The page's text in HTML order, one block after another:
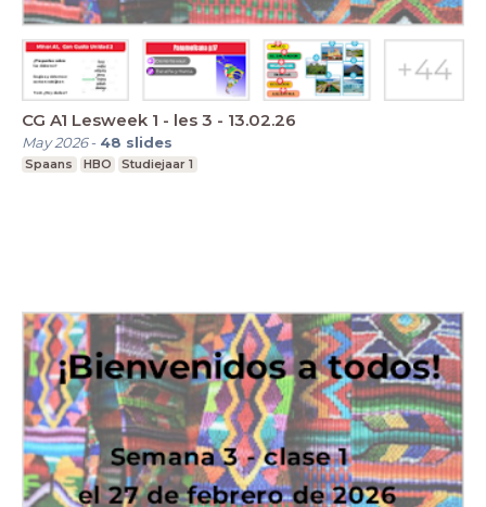
CG A1 Lesweek 1 - les 3 - 13.02.26
May 2026- 48 slides
Spaans HBO Studiejaar 1